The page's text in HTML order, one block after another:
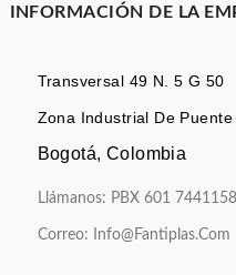
INFORMACIÓN DE LA
Transversal 49 N. 5 G 50
Zona Industrial De Puente
Bogotá, Colombia
Llámanos: PBX 601 7441158
Correo: Info@fantiplas.com